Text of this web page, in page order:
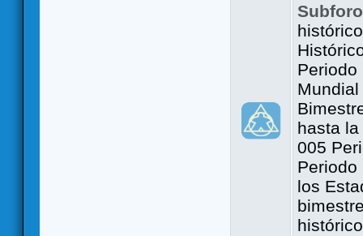
Periodo
hasta
005
Periodo
los